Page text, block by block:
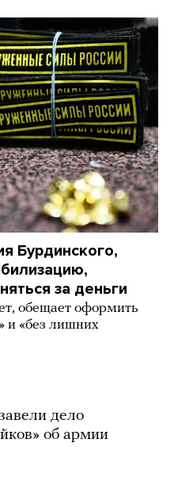
Бурдинского,
за деньги
обещает оформить
и «без лишних
дело
об армии